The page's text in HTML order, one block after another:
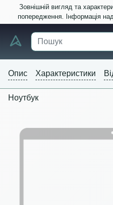
Зовнішній вигляд та
попередження. Інформація
Опис Характеристики
Ноутбук